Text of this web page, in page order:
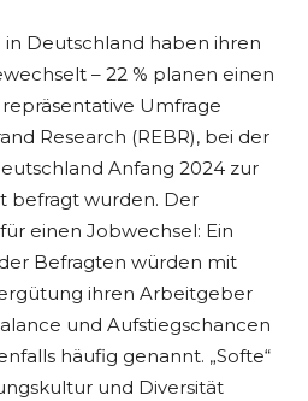
in Deutschland haben ihren
– 22 % planen einen
Umfrage
Research (REBR), bei der
Anfang 2024 zur
befragt wurden. Der
einen Jobwechsel: Ein
Befragten würden mit
ihren Arbeitgeber
und Aufstiegschancen
häufig genannt. „Softe“
und Diversität